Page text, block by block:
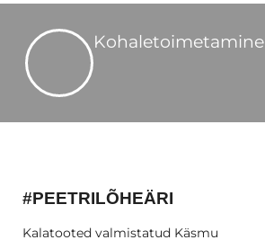
Kohaletoimetamine
#PEETRILÕHEÄRI
Kalatooted valmistatud Käsmu